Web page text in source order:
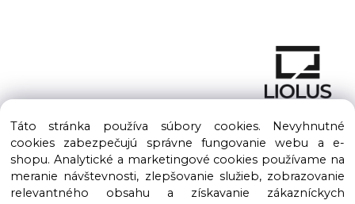
Copyright © 2016 – 2026 LIOLUS s.r.o. Všetky práva vyhradené.
Táto stránka používa súbory cookies. Nevyhnutné
cookies zabezpečujú správne fungovanie webu a e-
shopu. Analytické a marketingové cookies používame na
meranie návštevnosti, zlepšovanie služieb, zobrazovanie
relevantného obsahu a získavanie zákazníckych